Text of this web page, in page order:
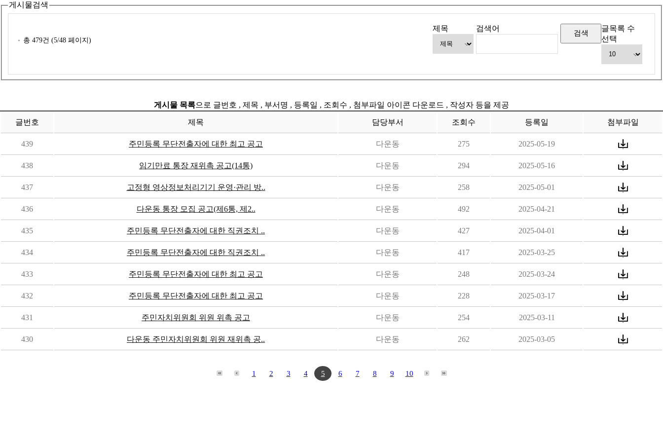
게시물검색
총 479건 (5/48 페이지)
제목 검색어
글목록 수
선택
게시물 목록으로 글번호 , 제목 , 부서명 , 등록일 , 조회수 , 첨부파일 아이콘 다운로드 , 작성자 등을 제공
글번호 제목 담당부서 조회수 등록일 첨부파일
439 주민등록 무단전출자에 대한 최고 공고 다운동 275 2025-05-19
438 임기만료 통장 재위촉 공고(14통) 다운동 294 2025-05-16
437 고정형 영상정보처리기기 운영·관리 방.. 다운동 258 2025-05-01
436 다운동 통장 모집 공고(제6통, 제2.. 다운동 492 2025-04-21
435 주민등록 무단전출자에 대한 직권조치 .. 다운동 427 2025-04-01
434 주민등록 무단전출자에 대한 직권조치 .. 다운동 417 2025-03-25
433 주민등록 무단전출자에 대한 최고 공고 다운동 248 2025-03-24
432 주민등록 무단전출자에 대한 최고 공고 다운동 228 2025-03-17
431 주민자치위원회 위원 위촉 공고 다운동 254 2025-03-11
430 다운동 주민자치위원회 위원 재위촉 공.. 다운동 262 2025-03-05
1 2 3 4 5 6 7 8 9 10